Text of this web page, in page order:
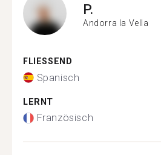
P.
Andorra la Vella
FLIESSEND
Spanisch
LERNT
Französisch